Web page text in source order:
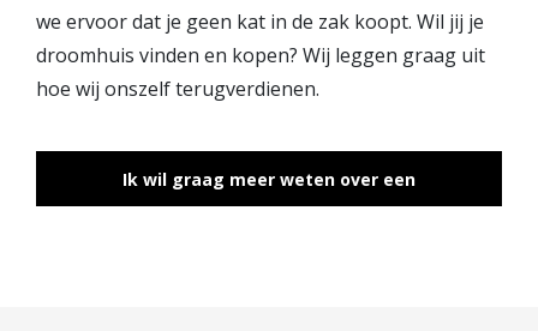
we ervoor dat je geen kat in de zak koopt. Wil jij je
droomhuis vinden en kopen? Wij leggen graag uit
hoe wij onszelf terugverdienen.
Ik wil graag meer weten over een